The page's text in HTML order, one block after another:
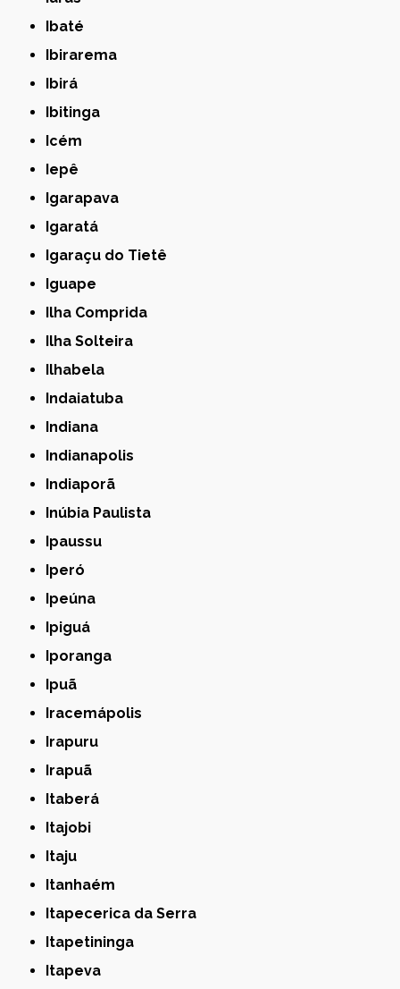
Ibaté
Ibirarema
Ibirá
Ibitinga
Icém
Iepê
Igarapava
Igaratá
Igaraçu do Tietê
Iguape
Ilha Comprida
Ilha Solteira
Ilhabela
Indaiatuba
Indiana
Indianapolis
Indiaporã
Inúbia Paulista
Ipaussu
Iperó
Ipeúna
Ipiguá
Iporanga
Ipuã
Iracemápolis
Irapuru
Irapuã
Itaberá
Itajobi
Itaju
Itanhaém
Itapecerica da Serra
Itapetininga
Itapeva